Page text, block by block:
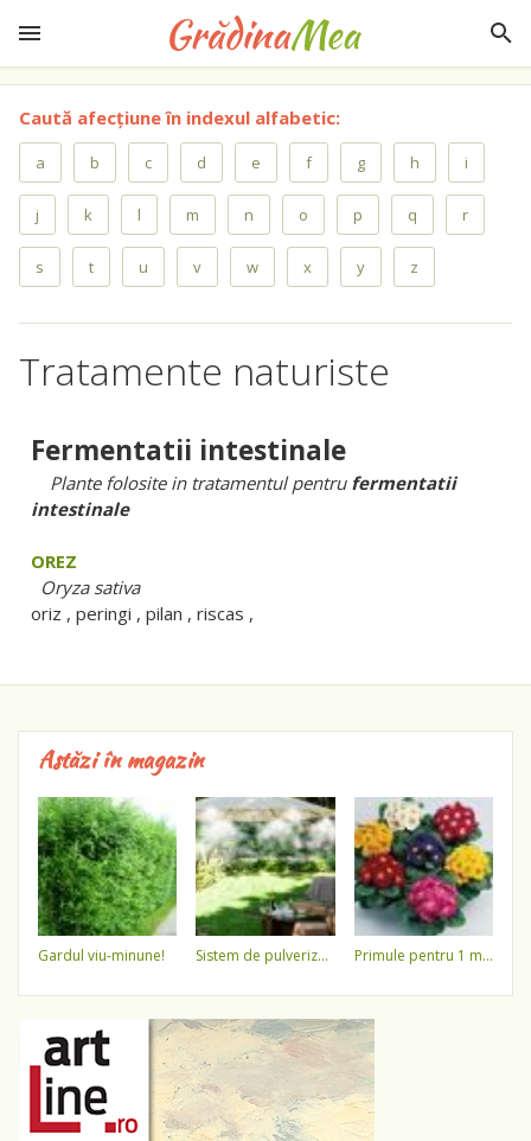
Caută afecțiune în indexul alfabetic:
a b c d e f g h i
j k l m n o p q r
s t u v w x y z
Tratamente naturiste
Fermentatii intestinale
Plante folosite in tratamentul pentru fermentatii
intestinale
OREZ
Oryza sativa
oriz , peringi , pilan , riscas ,
Astăzi în magazin
gardul viu-minune! sistem de pulverizare a apei primule pentru 1 martie 3,5 lei / ghiveci !!!!